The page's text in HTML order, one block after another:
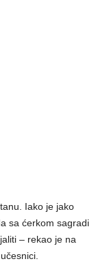
Iako je jako
sa ćerkom sagradi
– rekao je na